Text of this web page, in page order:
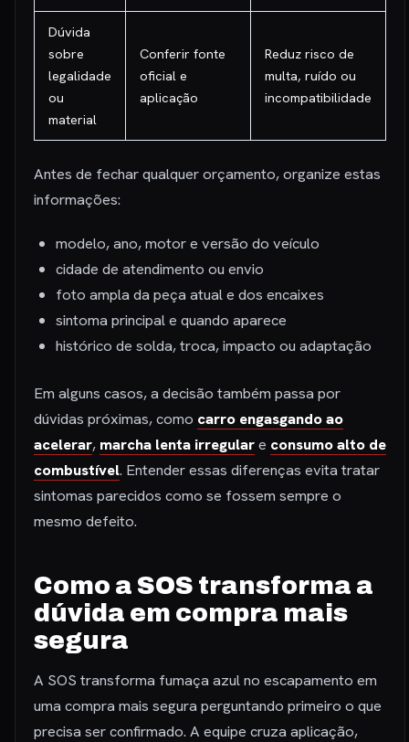
Dúvida
sobre
legalidade
ou
material
Conferir fonte
oficial e
aplicação
Reduz risco de
multa, ruído ou
incompatibilidade
Antes de fechar qualquer orçamento, organize estas
informações:
modelo, ano, motor e versão do veículo
cidade de atendimento ou envio
foto ampla da peça atual e dos encaixes
sintoma principal e quando aparece
histórico de solda, troca, impacto ou adaptação
Em alguns casos, a decisão também passa por
dúvidas próximas, como carro engasgando ao
acelerar, marcha lenta irregulare consumo alto de
combustível. Entender essas diferenças evita tratar
sintomas parecidos como se fossem sempre o
mesmo defeito.
Como a SOS transforma a
dúvida em compra mais
segura
A SOS transforma fumaça azul no escapamento em
uma compra mais segura perguntando primeiro o que
precisa ser confirmado. A equipe cruza aplicação,